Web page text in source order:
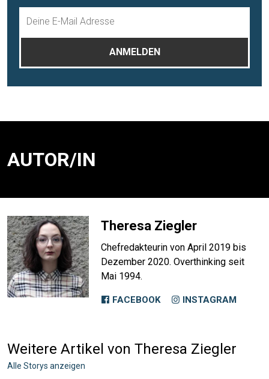
AUTOR/IN
Theresa Ziegler
Chefredakteurin von April 2019 bis
Dezember 2020. Overthinking seit
Mai 1994.
FACEBOOK INSTAGRAM
Weitere Artikel von Theresa Ziegler
Alle Storys anzeigen